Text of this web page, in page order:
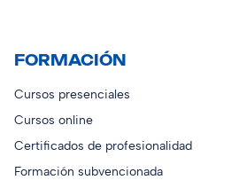
FORMACIÓN
Cursos presenciales
Cursos online
Certificados de profesionalidad
Formación subvencionada